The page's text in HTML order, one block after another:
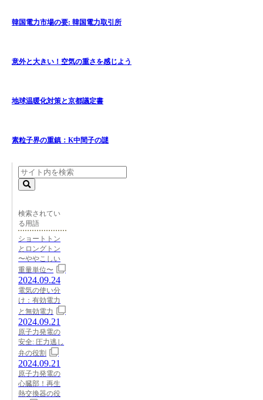
韓国電力市場の要: 韓国電力取引所
意外と大きい！空気の重さを感じよう
地球温暖化対策と京都議定書
素粒子界の重鎮：K中間子の謎
検索されてい
る用語
ショートトン
とロングトン
〜ややこしい
重量単位〜
2024.09.24
電気の使い分
け：有効電力
と無効電力
2024.09.21
原子力発電の
安全: 圧力逃し
弁の役割
2024.09.21
原子力発電の
心臓部！再生
熱交換器の役